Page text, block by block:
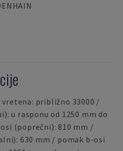
približno 33000 /
u rasponu od 1250 mm do
(poprečni): 810 mm /
630 mm / pomak b-osi